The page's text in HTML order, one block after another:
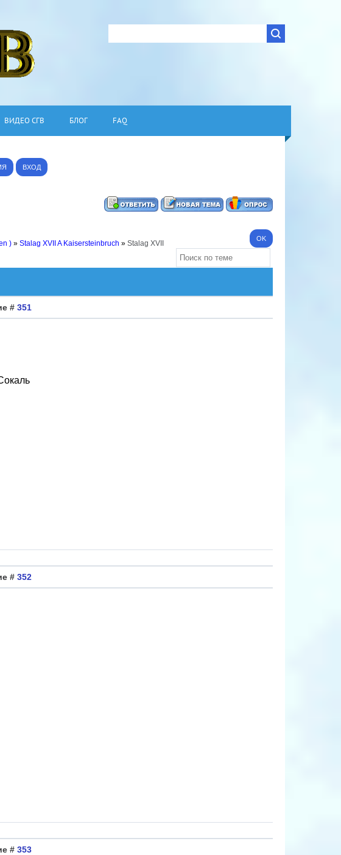
ВИДЕО СГВ БЛОГ FAQ
ВХОД
) » Stalag XVII A Kaisersteinbruch » Stalag XVII
# 351
# 352
# 353